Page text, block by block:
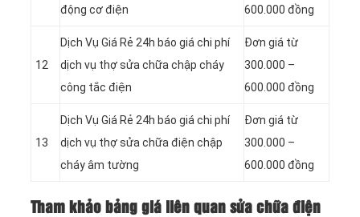
động cơ điện
600.000 đồng
12
Dịch Vụ Giá Rẻ 24h báo giá chi phí
dịch vụ thợ sửa chữa chập cháy
công tắc điện
Đơn giá từ
300.000 –
600.000 đồng
13
Dịch Vụ Giá Rẻ 24h báo giá chi phí
dịch vụ thợ sửa chữa điện chập
cháy âm tường
Đơn giá từ
300.000 –
600.000 đồng
Tham khảo bảng giá liên quan sửa chữa điện